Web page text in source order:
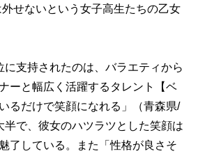
外せないという女子高生たちの乙女
支持されたのは、バラエティから
ーと幅広く活躍するタレント【ベ
るだけで笑顔になれる」（青森県/
半で、彼女のハツラツとした笑顔は
了している。また「性格が良さそ